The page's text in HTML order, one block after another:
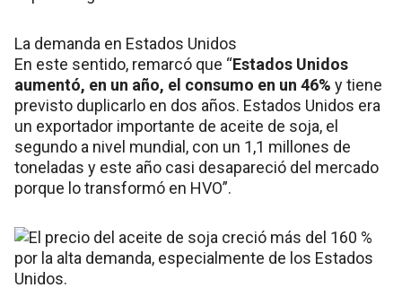
La demanda en Estados Unidos
En este sentido, remarcó que “Estados Unidos
aumentó, en un año, el consumo en un 46% y tiene
previsto duplicarlo en dos años. Estados Unidos era
un exportador importante de aceite de soja, el
segundo a nivel mundial, con un 1,1 millones de
toneladas y este año casi desapareció del mercado
porque lo transformó en HVO”.